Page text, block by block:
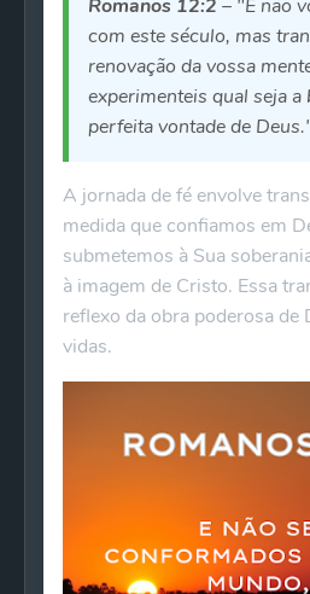
Romanos 12:2 – "E não
com este século, mas
renovação da vossa
experimenteis qual seja a
perfeita vontade de
A jornada de fé envolve
medida que confiamos em
submetemos à Sua
à imagem de Cristo. Essa
reflexo da obra poderosa de
vidas.